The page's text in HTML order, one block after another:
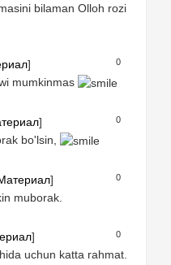
bilaman Olloh rozi
0
]
mumkinmas
0
]
bo'lsin,
0
]
muborak.
0
]
uchun katta rahmat.